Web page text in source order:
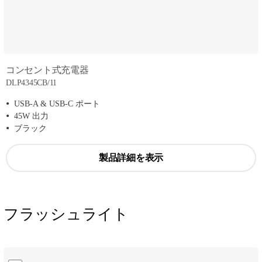
コンセント式充電器
DLP4345CB/11
USB-A & USB-C ポート
45W 出力
ブラック
製品詳細を表示
フラッシュライト